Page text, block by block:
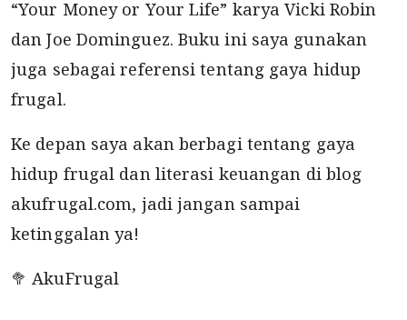
“Your Money or Your Life” karya Vicki Robin
dan Joe Dominguez. Buku ini saya gunakan
juga sebagai referensi tentang gaya hidup
frugal.
Ke depan saya akan berbagi tentang gaya
hidup frugal dan literasi keuangan di blog
akufrugal.com, jadi jangan sampai
ketinggalan ya!
🥦 AkuFrugal